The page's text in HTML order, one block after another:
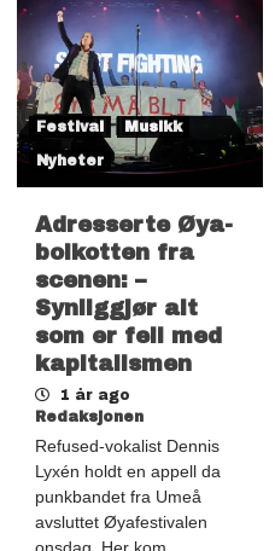
Festival
Musikk
Nyheter
Adresserte Øya-
boikotten fra
scenen: –
Synliggjør alt
som er feil med
kapitalismen
1 år ago
Redaksjonen
Refused-vokalist Dennis
Lyxén holdt en appell da
punkbandet fra Umeå
avsluttet Øyafestivalen